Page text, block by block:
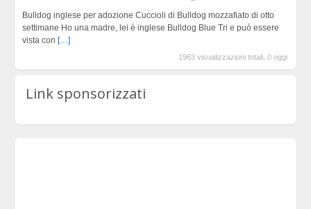
Bulldog inglese per adozione Cuccioli di Bulldog mozzafiato di otto
settimane Ho una madre, lei è inglese Bulldog Blue Tri e può essere
vista con […]
1963 visualizzazioni totali, 0 oggi
Link sponsorizzati